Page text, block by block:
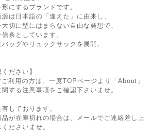
にするブランドです。
は日本語の「逢えた」に由来し、
切に型にはまらない自由な発想で、
条としています。
ッグやリュックサックを展開。
ださい】
利用の方は、一度TOPページより「About」
する注意事項をご確認下さいませ。
しております。
が在庫切れの場合は、メールでご連絡差し上
ださいませ。